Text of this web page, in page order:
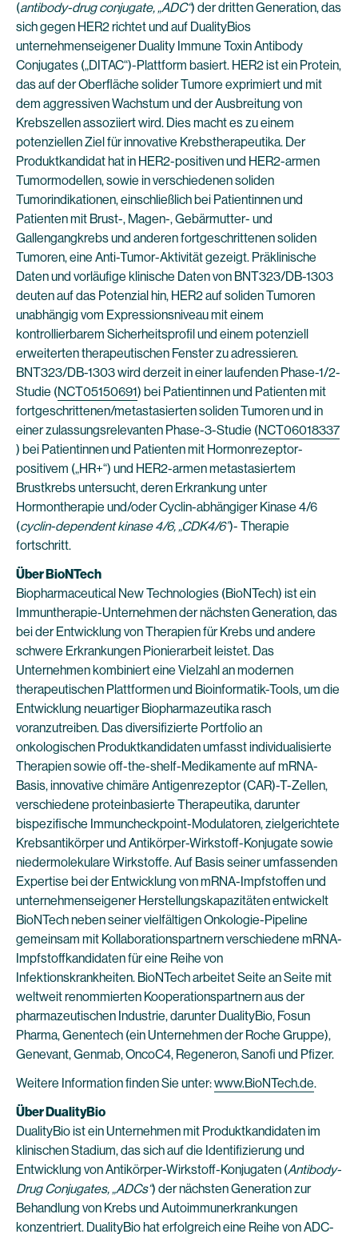
(antibody-drug conjugate, „ADC“) der dritten Generation, das
sich gegen HER2 richtet und auf DualityBios
unternehmenseigener Duality Immune Toxin Antibody
Conjugates („DITAC“)-Plattform basiert. HER2 ist ein Protein,
das auf der Oberfläche solider Tumore exprimiert und mit
dem aggressiven Wachstum und der Ausbreitung von
Krebszellen assoziiert wird. Dies macht es zu einem
potenziellen Ziel für innovative Krebstherapeutika. Der
Produktkandidat hat in HER2-positiven und HER2-armen
Tumormodellen, sowie in verschiedenen soliden
Tumorindikationen, einschließlich bei Patientinnen und
Patienten mit Brust-, Magen-, Gebärmutter- und
Gallengangkrebs und anderen fortgeschrittenen soliden
Tumoren, eine Anti-Tumor-Aktivität gezeigt. Präklinische
Daten und vorläufige klinische Daten von BNT323/DB-1303
deuten auf das Potenzial hin, HER2 auf soliden Tumoren
unabhängig vom Expressionsniveau mit einem
kontrollierbarem Sicherheitsprofil und einem potenziell
erweiterten therapeutischen Fenster zu adressieren.
BNT323/DB-1303 wird derzeit in einer laufenden Phase-1/2-
Studie (NCT05150691) bei Patientinnen und Patienten mit
fortgeschrittenen/metastasierten soliden Tumoren und in
einer zulassungsrelevanten Phase-3-Studie (NCT06018337
) bei Patientinnen und Patienten mit Hormonrezeptor-
positivem („HR+“) und HER2-armen metastasiertem
Brustkrebs untersucht, deren Erkrankung unter
Hormontherapie und/oder Cyclin-abhängiger Kinase 4/6
(cyclin-dependent kinase 4/6, „CDK4/6”)- Therapie
fortschritt.
Über BioNTech
Biopharmaceutical New Technologies (BioNTech) ist ein
Immuntherapie-Unternehmen der nächsten Generation, das
bei der Entwicklung von Therapien für Krebs und andere
schwere Erkrankungen Pionierarbeit leistet. Das
Unternehmen kombiniert eine Vielzahl an modernen
therapeutischen Plattformen und Bioinformatik-Tools, um die
Entwicklung neuartiger Biopharmazeutika rasch
voranzutreiben. Das diversifizierte Portfolio an
onkologischen Produktkandidaten umfasst individualisierte
Therapien sowie off-the-shelf-Medikamente auf mRNA-
Basis, innovative chimäre Antigenrezeptor (CAR)-T-Zellen,
verschiedene proteinbasierte Therapeutika, darunter
bispezifische Immuncheckpoint-Modulatoren, zielgerichtete
Krebsantikörper und Antikörper-Wirkstoff-Konjugate sowie
niedermolekulare Wirkstoffe. Auf Basis seiner umfassenden
Expertise bei der Entwicklung von mRNA-Impfstoffen und
unternehmenseigener Herstellungskapazitäten entwickelt
BioNTech neben seiner vielfältigen Onkologie-Pipeline
gemeinsam mit Kollaborationspartnern verschiedene mRNA-
Impfstoffkandidaten für eine Reihe von
Infektionskrankheiten. BioNTech arbeitet Seite an Seite mit
weltweit renommierten Kooperationspartnern aus der
pharmazeutischen Industrie, darunter DualityBio, Fosun
Pharma, Genentech (ein Unternehmen der Roche Gruppe),
Genevant, Genmab, OncoC4, Regeneron, Sanofi und Pfizer.
Weitere Information finden Sie unter:www.BioNTech.de.
Über DualityBio
DualityBio ist ein Unternehmen mit Produktkandidaten im
klinischen Stadium, das sich auf die Identifizierung und
Entwicklung von Antikörper-Wirkstoff-Konjugaten (Antibody-
Drug Conjugates, „ADCs“) der nächsten Generation zur
Behandlung von Krebs und Autoimmunerkrankungen
konzentriert. DualityBio hat erfolgreich eine Reihe von ADC-